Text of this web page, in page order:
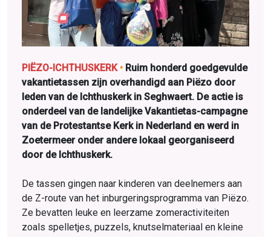
PIËZO-ICHTHUSKERK • Ruim honderd goedgevulde
vakantietassen zijn overhandigd aan Piëzo door
leden van de Ichthuskerk in Seghwaert. De actie is
onderdeel van de landelijke Vakantietas-campagne
van de Protestantse Kerk in Nederland en werd in
Zoetermeer onder andere lokaal georganiseerd
door de Ichthuskerk.
De tassen gingen naar kinderen van deelnemers aan
de Z-route van het inburgeringsprogramma van Piëzo.
Ze bevatten leuke en leerzame zomeractiviteiten
zoals spelletjes, puzzels, knutselmateriaal en kleine